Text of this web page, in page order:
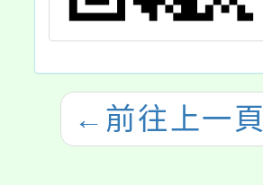
← 前往上一頁